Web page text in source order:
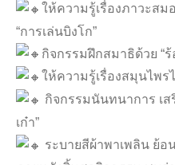
ให้ความรู้เรื่องภาวะสม
“การเล่นบิงโก”
กิจกรรมฝึกสมาธิด้วย “
ให้ความรู้เรื่องสมุนไพร
กิจกรรมนันทนาการ เส
เก๋า”
ระบายสีผ้าพาเพลิน ย้อ